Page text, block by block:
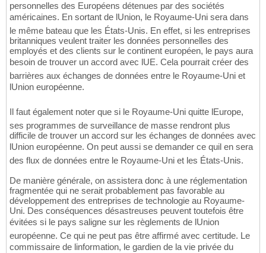
personnelles des Européens détenues par des sociétés
américaines. En sortant de lUnion, le Royaume-Uni sera dans
le même bateau que les États-Unis. En effet, si les entreprises
britanniques veulent traiter les données personnelles des
employés et des clients sur le continent européen, le pays aura
besoin de trouver un accord avec lUE. Cela pourrait créer des
barrières aux échanges de données entre le Royaume-Uni et
lUnion européenne.
Il faut également noter que si le Royaume-Uni quitte lEurope,
ses programmes de surveillance de masse rendront plus
difficile de trouver un accord sur les échanges de données avec
lUnion européenne. On peut aussi se demander ce quil en sera
des flux de données entre le Royaume-Uni et les États-Unis.
De manière générale, on assistera donc à une réglementation
fragmentée qui ne serait probablement pas favorable au
développement des entreprises de technologie au Royaume-
Uni. Des conséquences désastreuses peuvent toutefois être
évitées si le pays saligne sur les règlements de lUnion
européenne. Ce qui ne peut pas être affirmé avec certitude. Le
commissaire de linformation, le gardien de la vie privée du